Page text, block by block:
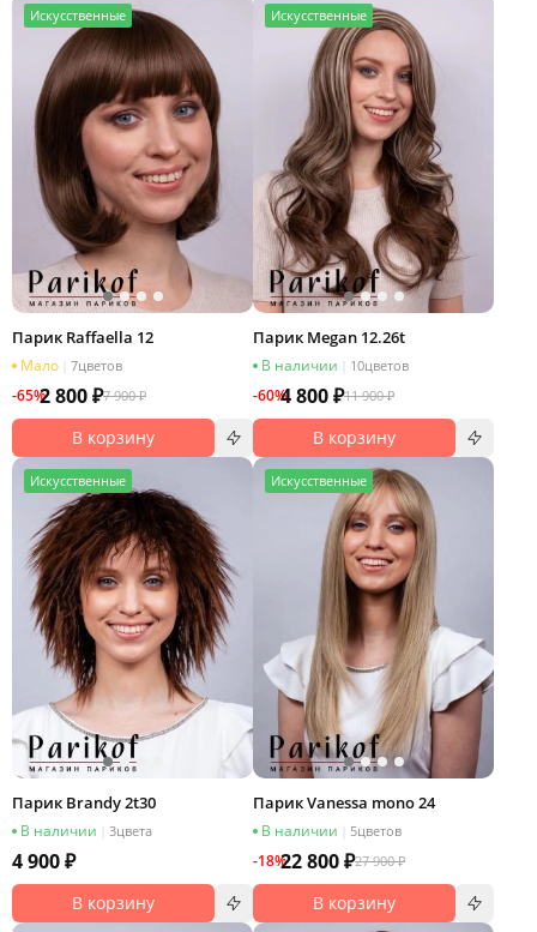
Искусственные
Парик Raffaella 12
Мало 7цветов
-65%2 800 ₽7 900 ₽
В корзину
Искусственные
Парик Megan 12.26t
В наличии 10цветов
-60%4 800 ₽11 900 ₽
В корзину
Искусственные
Парик Brandy 2t30
В наличии 3цвета
4 900 ₽
В корзину
Искусственные
Парик Vanessa mono 24
В наличии 5цветов
-18%22 800 ₽27 900 ₽
В корзину